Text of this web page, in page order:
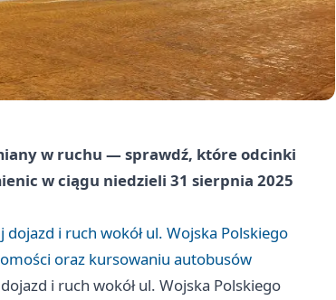
w ruchu — sprawdź, które odcinki
w ciągu niedzieli 31 sierpnia 2025
i ruch wokół ul. Wojska Polskiego
oraz kursowaniu autobusów
i ruch wokół ul. Wojska Polskiego